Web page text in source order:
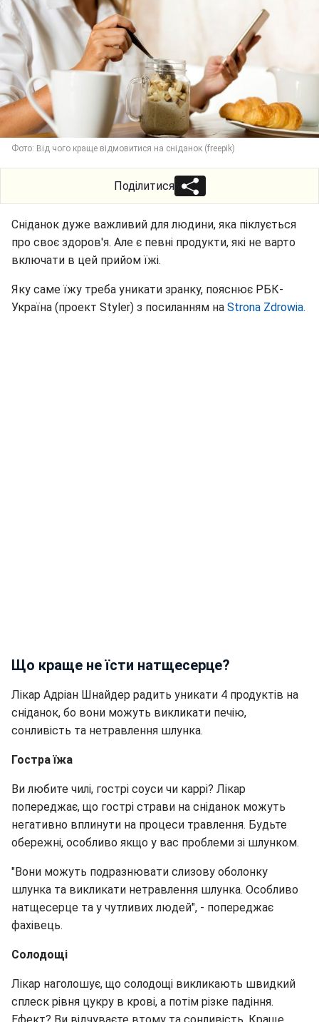
Фото: Від чого краще відмовитися на сніданок (freepik)
Поділитися
Сніданок дуже важливий для людини, яка піклується
про своє здоров'я. Але є певні продукти, які не варто
включати в цей прийом їжі.
Яку саме їжу треба уникати зранку, пояснює РБК-
Україна (проект Styler) з посиланням на Strona Zdrowia.
Що краще не їсти натщесерце?
Лікар Адріан Шнайдер радить уникати 4 продуктів на
сніданок, бо вони можуть викликати печію,
сонливість та нетравлення шлунка.
Гостра їжа
Ви любите чилі, гострі соуси чи каррі? Лікар
попереджає, що гострі страви на сніданок можуть
негативно вплинути на процеси травлення. Будьте
обережні, особливо якщо у вас проблеми зі шлунком.
"Вони можуть подразнювати слизову оболонку
шлунка та викликати нетравлення шлунка. Особливо
натщесерце та у чутливих людей", - попереджає
фахівець.
Солодощі
Лікар наголошує, що солодощі викликають швидкий
сплеск рівня цукру в крові, а потім різке падіння.